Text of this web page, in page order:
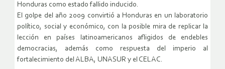
Honduras como estado fallido inducido.
El golpe del año 2009 convirtió a Honduras en un laboratorio
político, social y económico, con la posible mira de replicar la
lección en países latinoamericanos afligidos de endebles
democracias, además como respuesta del imperio al
fortalecimiento del ALBA, UNASUR y el CELAC.